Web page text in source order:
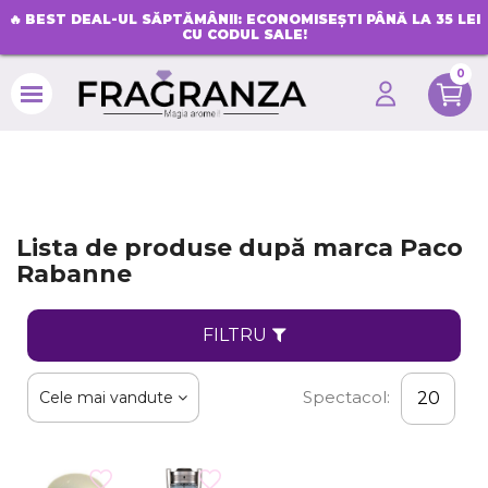
🔥 BEST DEAL-UL SĂPTĂMÂNII: ECONOMISEȘTI PÂNĂ LA 35 LEI
CU CODUL SALE!
0
Lista de produse după marca Paco
Rabanne
FILTRU
Cele mai vandute Spectacol: 20